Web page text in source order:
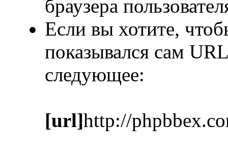
браузера
Если вы хотите,
показывался сам
следующее:
[url]http://